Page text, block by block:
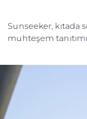
Sunseeker, kıtada
muhteşem